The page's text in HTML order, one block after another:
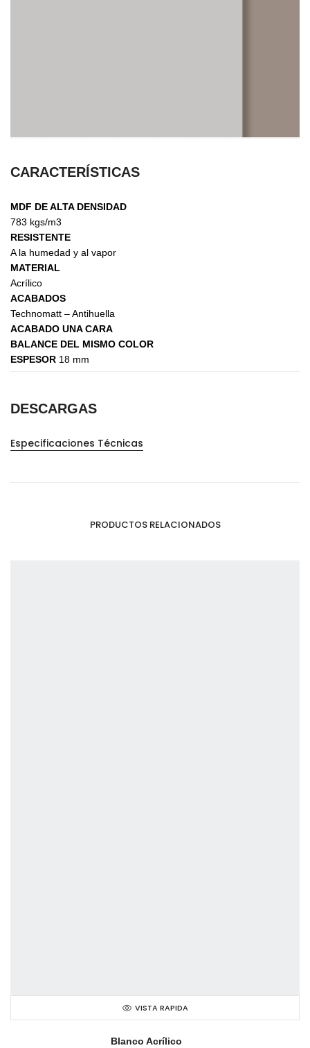
CARACTERÍSTICAS
MDF DE ALTA DENSIDAD
783 kgs/m3
RESISTENTE
A la humedad y al vapor
MATERIAL
Acrílico
ACABADOS
Technomatt – Antihuella
ACABADO UNA CARA
BALANCE DEL MISMO COLOR
ESPESOR 18 mm
DESCARGAS
Especificaciones Técnicas
PRODUCTOS RELACIONADOS
VISTA RAPIDA
Blanco Acrílico